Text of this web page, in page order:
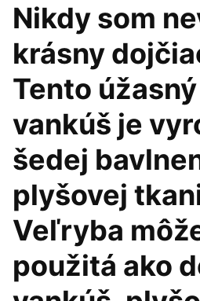
Nikdy som
krásny
Tento
vankúš je
šedej
plyšovej
Veľryba
použitá ako